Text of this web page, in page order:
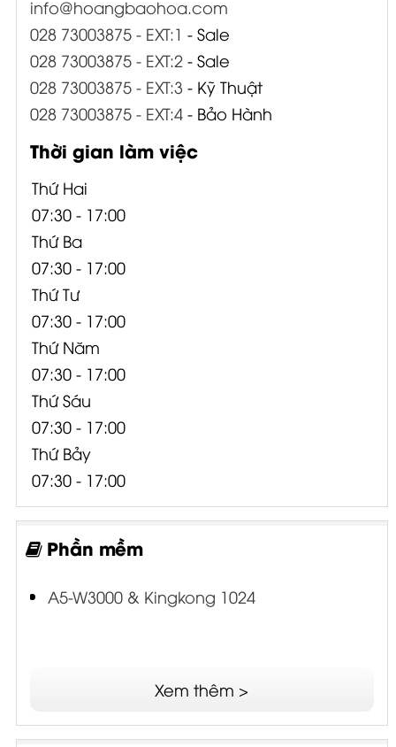
info@hoangbaohoa.com
028 73003875 - EXT:1 - Sale
028 73003875 - EXT:2- Sale
028 73003875 - EXT:3 - Kỹ Thuật
028 73003875 - EXT:4- Bảo Hành
Thời gian làm việc
Thứ Hai
07:30 - 17:00
Thứ Ba
07:30 - 17:00
Thứ Tư
07:30 - 17:00
Thứ Năm
07:30 - 17:00
Thứ Sáu
07:30 - 17:00
Thứ Bảy
07:30 - 17:00
Phần mềm
A5-W3000 & Kingkong 1024
Xem thêm >